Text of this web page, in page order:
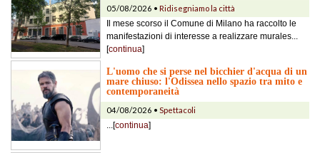
05/08/2026 • Ridisegniamo la città
Il mese scorso il Comune di Milano ha raccolto le
manifestazioni di interesse a realizzare murales...
[continua]
L'uomo che si perse nel bicchier d'acqua di un
mare chiuso: l'Odissea nello spazio tra mito e
contemporaneità
04/08/2026 • Spettacoli
...[continua]